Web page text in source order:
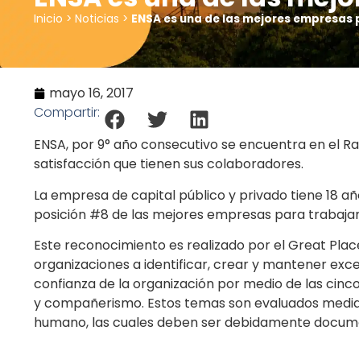
Inicio > Noticias > ENSA es una de las mejores
mayo 16, 2017
Compartir:
ENSA, por 9° año consecutivo se encuentra en el
satisfacción que tienen sus colaboradores.
La empresa de capital público y privado tiene 18
posición #8 de las mejores empresas para
Este reconocimiento es realizado por el Great
organizaciones a identificar, crear y mantener
confianza de la organización por medio de las
y compañerismo. Estos temas son evaluados
humano, las cuales deben ser debidamente